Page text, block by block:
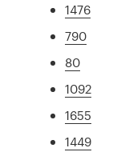
1476
790
80
1092
1655
1449